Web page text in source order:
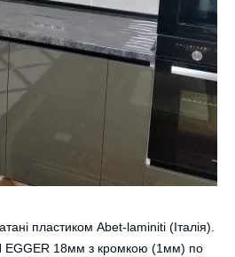
пластиком Abet-laminiti (Італія).
EGGER 18мм з кромкою (1мм) по